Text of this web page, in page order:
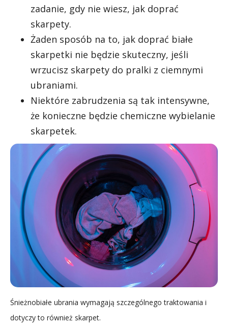
zadanie, gdy nie wiesz, jak doprać
skarpety.
Żaden sposób na to, jak doprać białe
skarpetki nie będzie skuteczny, jeśli
wrzucisz skarpety do pralki z ciemnymi
ubraniami.
Niektóre zabrudzenia są tak intensywne,
że konieczne będzie chemiczne wybielanie
skarpetek.
Śnieżnobiałe ubrania wymagają szczególnego traktowania i
dotyczy to również skarpet.